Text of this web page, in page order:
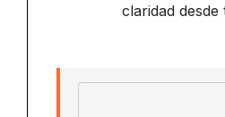
claridad